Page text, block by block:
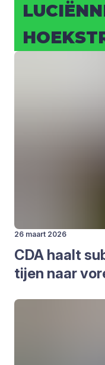
26 maart 2026
CDA haalt
tij­en naar